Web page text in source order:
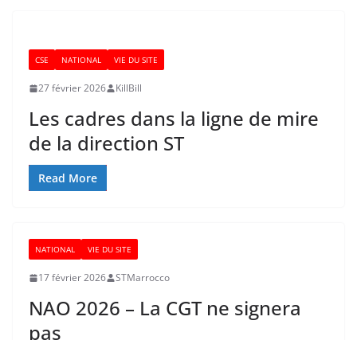
CSE NATIONAL VIE DU SITE
27 février 2026 KillBill
Les cadres dans la ligne de mire
de la direction ST
Read More
NATIONAL VIE DU SITE
17 février 2026 STMarrocco
NAO 2026 – La CGT ne signera
pas